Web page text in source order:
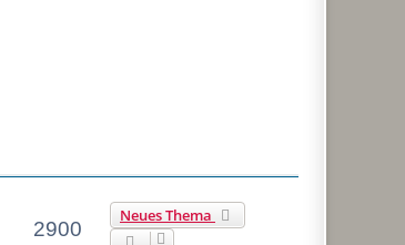
2900
Neues Thema